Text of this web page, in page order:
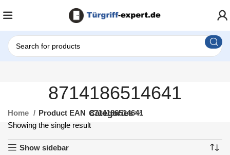
8714186514641
Categories
Home Product EAN 8714186514641
Showing the single result
Show sidebar